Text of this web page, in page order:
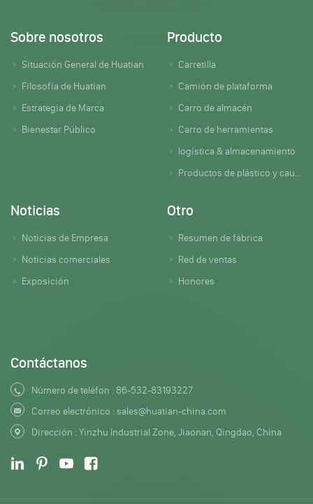
Sobre nosotros
Situación General de Huatian
Filosofía de Huatian
Estrategia de Marca
Bienestar Público
Producto
Carretilla
Camión de plataforma
Carro de almacén
Carro de herramientas
logística & almacenamiento
Productos de plástico y caucho
Noticias
Noticias de Empresa
Noticias comerciales
Exposición
Otro
Resumen de fábrica
Red de ventas
Honores
Contáctanos
Número de teléfon : 86-532-83193227
Correo electrónico :sales@huatian-china.com
Dirección : Yinzhu Industrial Zone, Jiaonan, Qingdao, China